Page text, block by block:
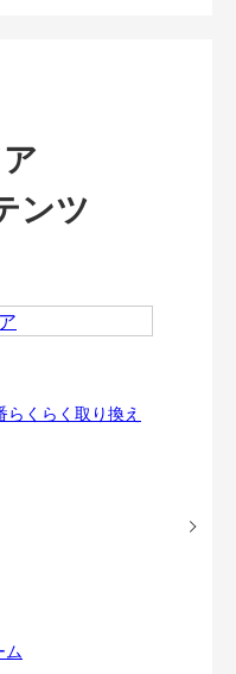
ンツ